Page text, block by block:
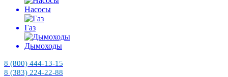
Насосы
Газ
Дымоходы
8 (800) 444-13-15
8 (383) 224-22-88